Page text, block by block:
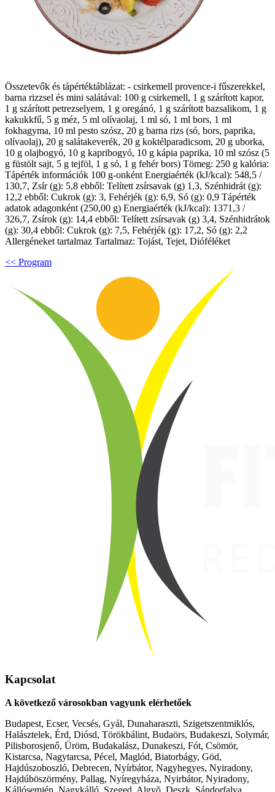
Összetevők és tápértéktáblázat: - csirkemell provence-i fűszerekkel,
barna rizzsel és mini salátával: 100 g csirkemell, 1 g szárított kapor,
1 g szárított petrezselyem, 1 g oregánó, 1 g szárított bazsalikom, 1 g
kakukkfű, 5 g méz, 5 ml olívaolaj, 1 ml só, 1 ml bors, 1 ml
fokhagyma, 10 ml pesto szósz, 20 g barna rizs (só, bors, paprika,
olívaolaj), 20 g salátakeverék, 20 g koktélparadicsom, 20 g uborka,
10 g olajbogyó, 10 g kapribogyó, 10 g kápia paprika, 10 ml szósz (5
g füstölt sajt, 5 g tejföl, 1 g só, 1 g fehér bors) Tömeg: 250 g kalória:
Tápérték információk 100 g-onként Energiaérték (kJ/kcal): 548,5 /
130,7, Zsír (g): 5,8 ebből: Telített zsírsavak (g) 1,3, Szénhidrát (g):
12,2 ebből: Cukrok (g): 3, Fehérjék (g): 6,9, Só (g): 0,9 Tápérték
adatok adagonként (250,00 g) Energiaérték (kJ/kcal): 1371,3 /
326,7, Zsírok (g): 14,4 ebből: Telített zsírsavak (g) 3,4, Szénhidrátok
(g): 30,4 ebből: Cukrok (g): 7,5, Fehérjék (g): 17,2, Só (g): 2,2
Allergéneket tartalmaz Tartalmaz: Tojást, Tejet, Dióféléket
<< Program
Kapcsolat
A következő városokban vagyunk elérhetőek
Budapest, Ecser, Vecsés, Gyál, Dunaharaszti, Szigetszentmiklós,
Halásztelek, Érd, Diósd, Törökbálint, Budaörs, Budakeszi, Solymár,
Pilisborosjenő, Üröm, Budakalász, Dunakeszi, Fót, Csömör,
Kistarcsa, Nagytarcsa, Pécel, Maglód, Biatorbágy, Göd,
Hajdúszoboszló, Debrecen, Nyírbátor, Nagyhegyes, Nyiradony,
Hajdúböszörmény, Pallag, Nyíregyháza, Nyirbátor, Nyiradony,